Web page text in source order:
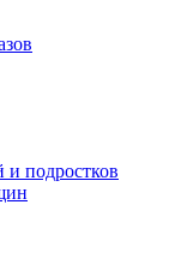
и подростков